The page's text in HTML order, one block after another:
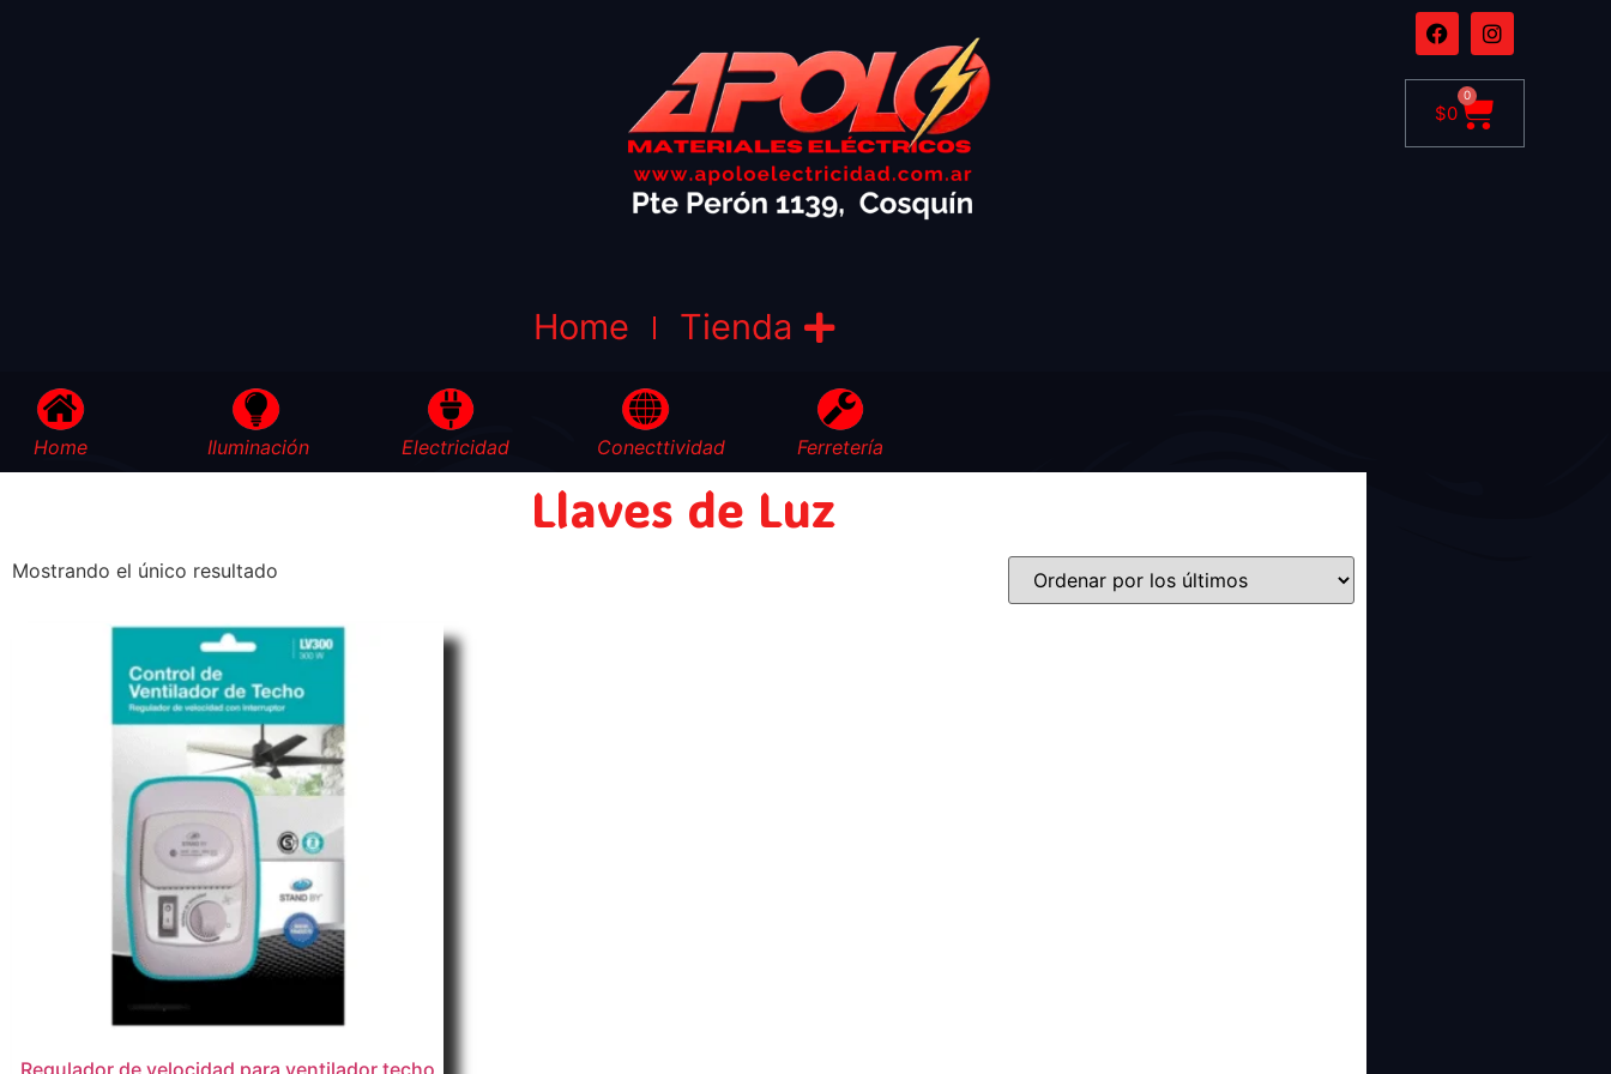
$0
0
Home Tienda
Home Iluminación Electricidad Conecttividad Ferretería
Llaves de Luz
Mostrando el único resultado